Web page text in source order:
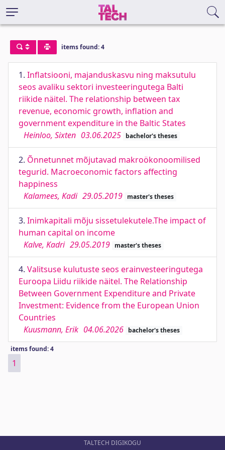
items found: 4
1. Inflatsiooni, majanduskasvu ning maksutulu
seos avaliku sektori investeeringutega Balti
riikide näitel. The relationship between tax
revenue, economic growth, inflation and
government expenditure in the Baltic States
Heinloo, Sixten 03.06.2025 bachelor's theses
2. Õnnetunnet mõjutavad makroökonoomilised
tegurid. Macroeconomic factors affecting
happiness
Kalamees, Kadi 29.05.2019 master's theses
3. Inimkapitali mõju sissetulekutele.The impact of
human capital on income
Kalve, Kadri 29.05.2019 master's theses
4. Valitsuse kulutuste seos erainvesteeringutega
Euroopa Liidu riikide näitel. The Relationship
Between Government Expenditure and Private
Investment: Evidence from the European Union
Countries
Kuusmann, Erik 04.06.2026 bachelor's theses
items found: 4
1
TALTECH DIGIKOGU